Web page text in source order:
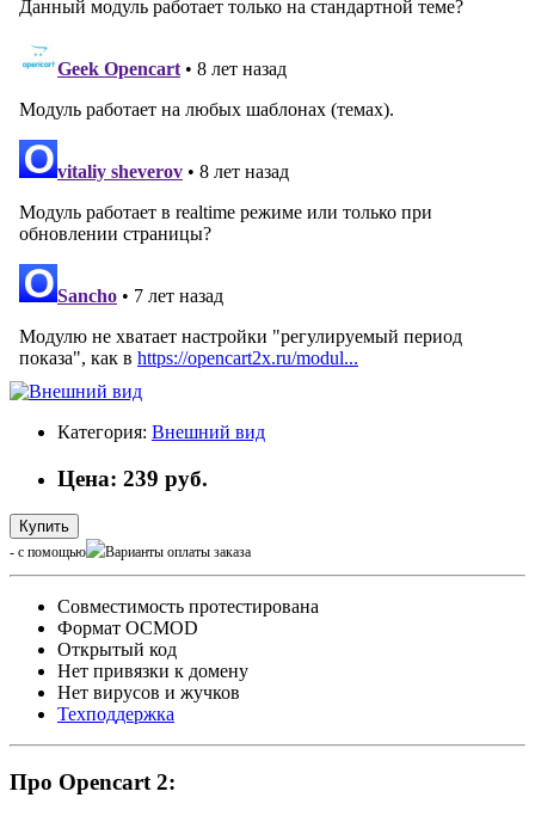
Категория: Внешний вид
Цена: 239 руб.
Купить
- с помощью
Cовместимость протестирована
Формат OCMOD
Открытый код
Нет привязки к домену
Нет вирусов и жучков
Техподдержка
Про Opencart 2: